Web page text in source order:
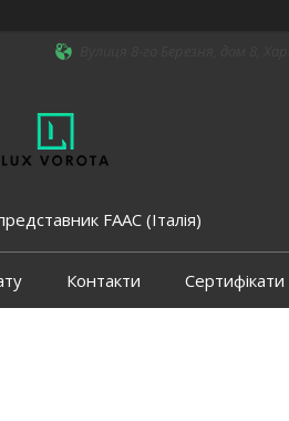
FAAC (Італія)
Контакти Сертифікати